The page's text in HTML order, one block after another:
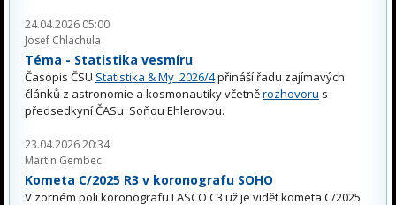
24.04.2026 05:00
Josef Chlachula
Téma - Statistika vesmíru
Časopis ČSU Statistika & My 2026/4přináší řadu zajímavých
článků z astronomie a kosmonautiky včetněrozhovoru s
předsedkyní ČASu Soňou Ehlerovou.
23.04.2026 20:34
Martin Gembec
Kometa C/2025 R3 v koronografu SOHO
V zorném poli koronografu LASCO C3 už je vidět kometa C/2025